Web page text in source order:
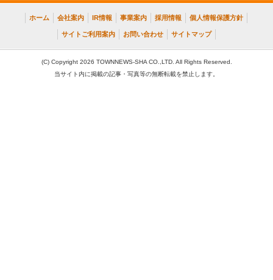
ホーム 会社案内 IR情報 事業案内 採用情報 個人情報保護方針
サイトご利用案内 お問い合わせ サイトマップ
(C) Copyright 2026 TOWNNEWS-SHA CO.,LTD. All Rights Reserved.
当サイト内に掲載の記事・写真等の無断転載を禁止します。